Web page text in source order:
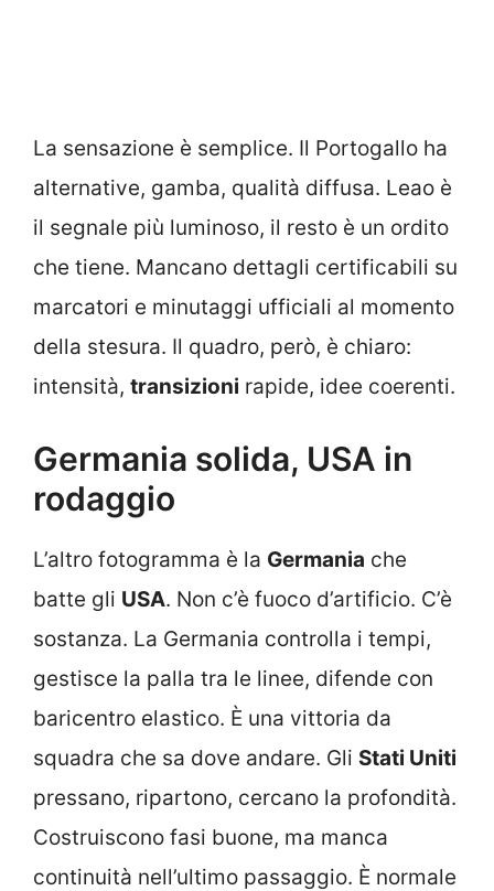
La sensazione è semplice. Il Portogallo ha
alternative, gamba, qualità diffusa. Leao è
il segnale più luminoso, il resto è un ordito
che tiene. Mancano dettagli certificabili su
marcatori e minutaggi ufficiali al momento
della stesura. Il quadro, però, è chiaro:
intensità, transizioni rapide, idee coerenti.
Germania solida, USA in
rodaggio
L’altro fotogramma è la Germania che
batte gli USA. Non c’è fuoco d’artificio. C’è
sostanza. La Germania controlla i tempi,
gestisce la palla tra le linee, difende con
baricentro elastico. È una vittoria da
squadra che sa dove andare. Gli Stati Uniti
pressano, ripartono, cercano la profondità.
Costruiscono fasi buone, ma manca
continuità nell’ultimo passaggio. È normale